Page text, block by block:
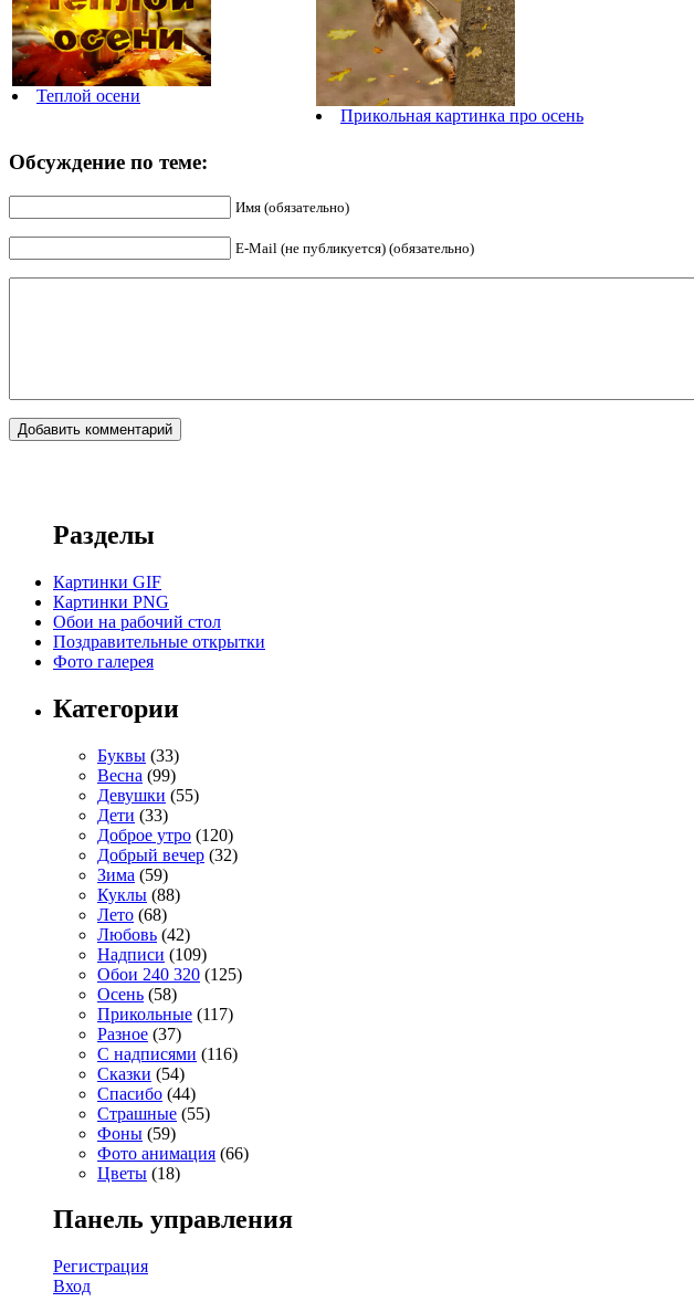
Теплой осени
Прикольная картинка про осень
Обсуждение по теме:
Имя (обязательно)
E-Mail (не публикуется) (обязательно)
Разделы
Картинки GIF
Картинки PNG
Обои на рабочий стол
Поздравительные открытки
Фото галерея
Категории
Буквы (33)
Весна (99)
Девушки (55)
Дети (33)
Доброе утро (120)
Добрый вечер (32)
Зима (59)
Куклы (88)
Лето (68)
Любовь (42)
Надписи (109)
Обои 240 320 (125)
Осень (58)
Прикольные (117)
Разное (37)
С надписями (116)
Сказки (54)
Спасибо (44)
Страшные (55)
Фоны (59)
Фото анимация (66)
Цветы (18)
Панель управления
Регистрация
Вход